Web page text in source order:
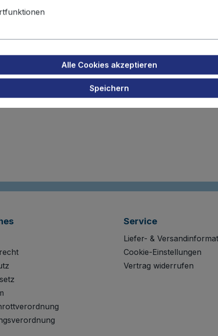
für Helmkamera
Service
Liefer- &
Cookie-Einstellungen
Vertrag widerrufen
Alle Cookies akzeptieren
Speichern